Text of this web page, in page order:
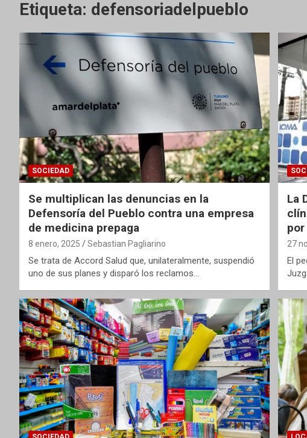
Etiqueta: defensoriadelpueblo
SOCIEDAD
Se multiplican las denuncias en la
Defensoría del Pueblo contra una empresa
de medicina prepaga
8 enero, 2025 Sebastian Pagliarino
Se trata de Accord Salud que, unilateralmente, suspendió
uno de sus planes y disparó los reclamos…
La
27
El